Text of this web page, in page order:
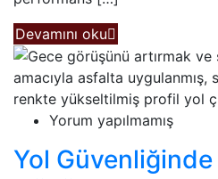
Devamını oku
Yorum yapılmamış
Yol Güvenliğinde